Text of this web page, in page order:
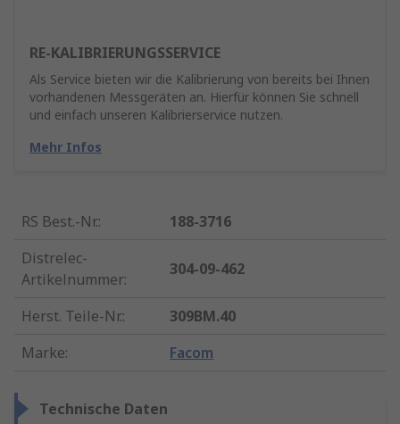
RE-KALIBRIERUNGSSERVICE
Als Service bieten wir die Kalibrierung von bereits bei Ihnen
vorhandenen Messgeräten an. Hierfür können Sie schnell
und einfach unseren Kalibrierservice nutzen.
Mehr Infos
RS Best.-Nr.:
188-3716
Distrelec-
Artikelnummer:
304-09-462
Herst. Teile-Nr.:
309BM.40
Marke: Facom
Technische Daten